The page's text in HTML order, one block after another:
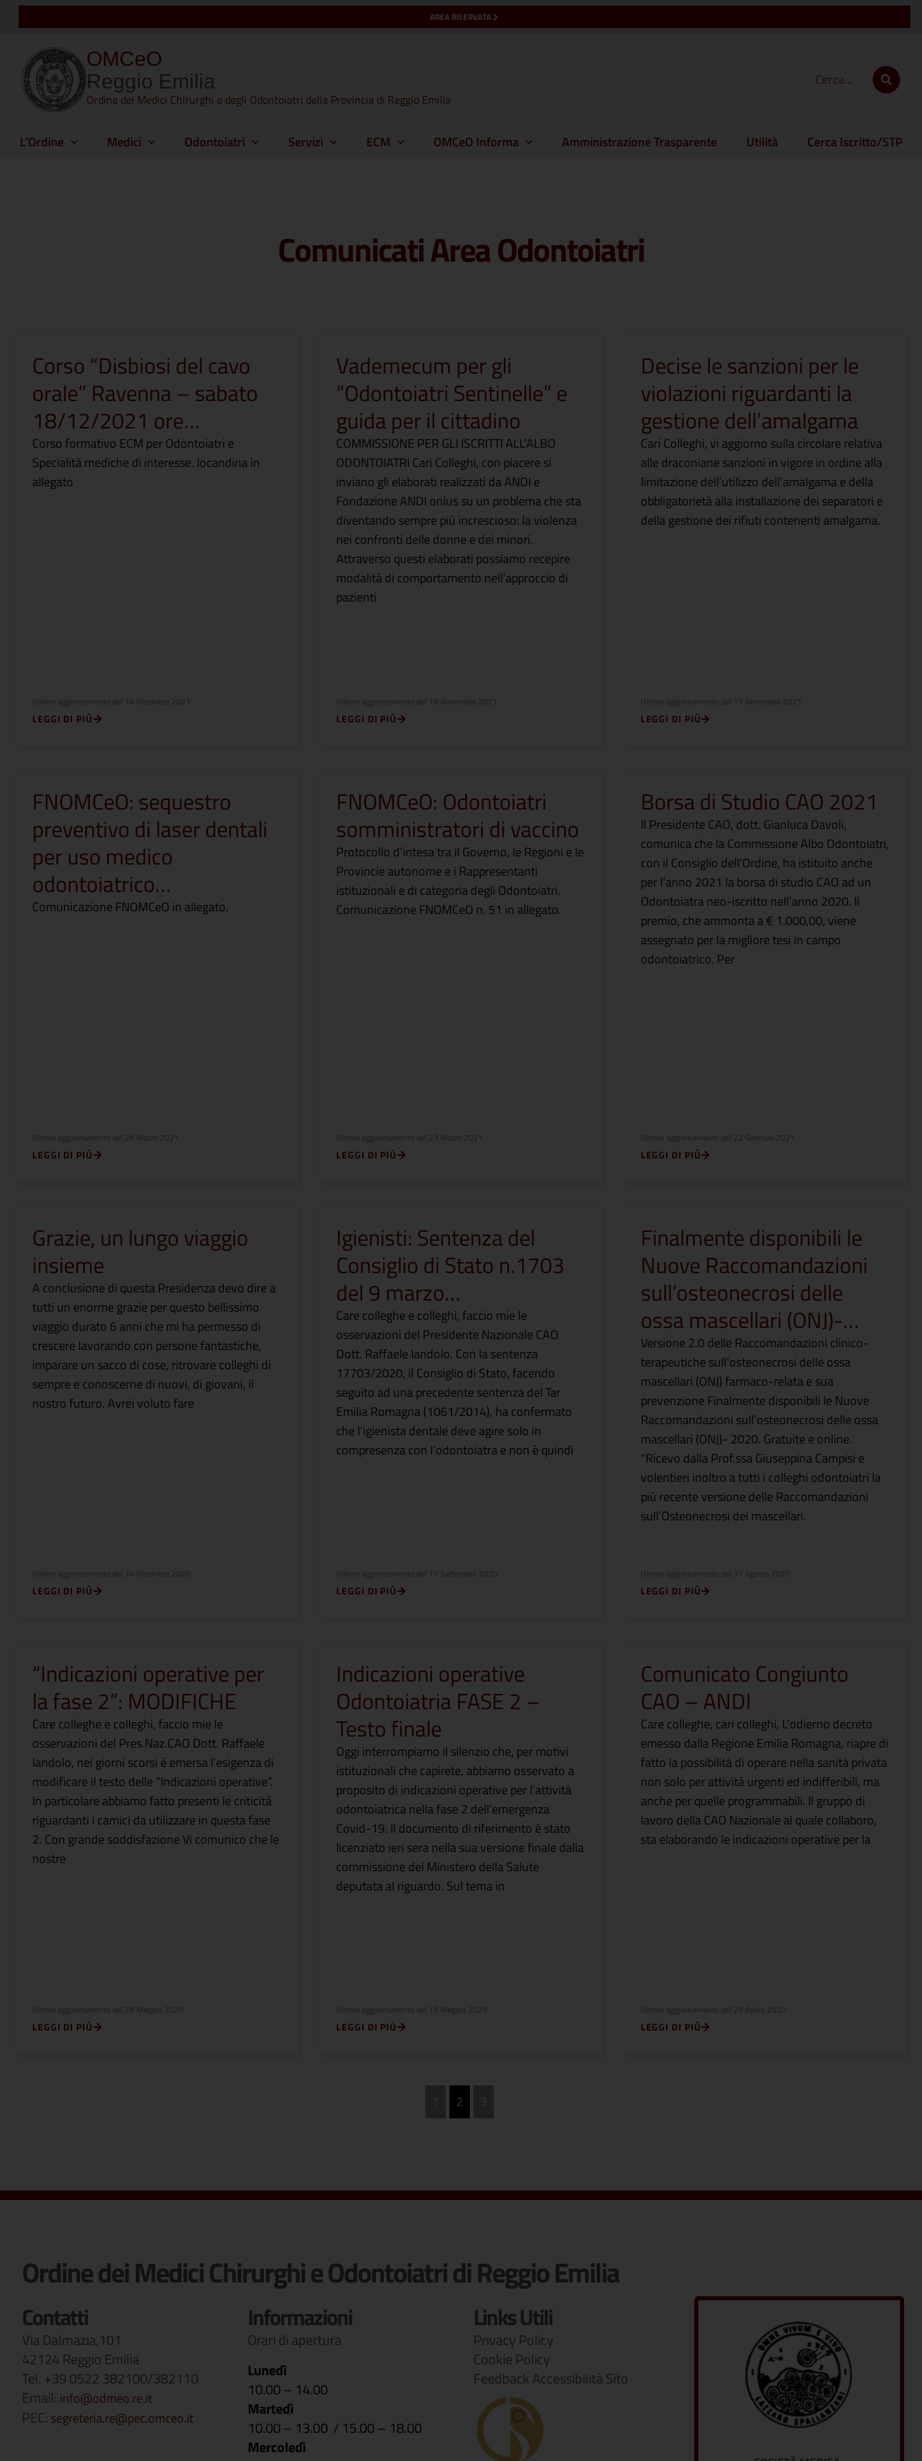
AREA RISERVATA
OMCeO
Reggio Emilia
Ordine dei Medici Chirurghi e degli Odontoiatri della Provincia di Reggio Emilia
L’Ordine Medici Odontoiatri Servizi ECM OMCeO Informa Amministrazione Trasparente Utilità Cerca Iscritto/STP
Comunicati Area Odontoiatri
Corso “Disbiosi del cavo
orale” Ravenna – sabato
18/12/2021 ore…
Corso formativo ECM per Odontoiatri e
Specialità mediche di interesse. locandina in
allegato
LEGGI DI PIÙ
Vademecum per gli
“Odontoiatri Sentinelle” e
guida per il cittadino
COMMISSIONE PER GLI ISCRITTI ALL’ALBO
ODONTOIATRI Cari Colleghi, con piacere si
inviano gli elaborati realizzati da ANDI e
Fondazione ANDI onlus su un problema che sta
diventando sempre più increscioso: la violenza
nei confronti delle donne e dei minori.
Attraverso questi elaborati possiamo recepire
modalità di comportamento nell’approccio di
pazienti
LEGGI DI PIÙ
Decise le sanzioni per le
violazioni riguardanti la
gestione dell’amalgama
Cari Colleghi, vi aggiorno sulla circolare relativa
alle draconiane sanzioni in vigore in ordine alla
limitazione dell’utilizzo dell’amalgama e della
obbligatorietà alla installazione dei separatori e
della gestione dei rifiuti contenenti amalgama.
LEGGI DI PIÙ
FNOMCeO: sequestro
preventivo di laser dentali
per uso medico
odontoiatrico…
Comunicazione FNOMCeO in allegato.
LEGGI DI PIÙ
FNOMCeO: Odontoiatri
somministratori di vaccino
Protocollo d’intesa tra il Governo, le Regioni e le
Provincie autonome e i Rappresentanti
istituzionali e di categoria degli Odontoiatri.
Comunicazione FNOMCeO n. 51 in allegato.
LEGGI DI PIÙ
Borsa di Studio CAO 2021
Il Presidente CAO, dott. Gianluca Davoli,
comunica che la Commissione Albo Odontoiatri,
con il Consiglio dell’Ordine, ha istituito anche
per l’anno 2021 la borsa di studio CAO ad un
Odontoiatra neo-iscritto nell’anno 2020. Il
premio, che ammonta a € 1.000,00, viene
assegnato per la migliore tesi in campo
odontoiatrico. Per
LEGGI DI PIÙ
Grazie, un lungo viaggio
insieme
A conclusione di questa Presidenza devo dire a
tutti un enorme grazie per questo bellissimo
viaggio durato 6 anni che mi ha permesso di
crescere lavorando con persone fantastiche,
imparare un sacco di cose, ritrovare colleghi di
sempre e conoscerne di nuovi, di giovani, il
nostro futuro. Avrei voluto fare
LEGGI DI PIÙ
Igienisti: Sentenza del
Consiglio di Stato n.1703
del 9 marzo…
Care colleghe e colleghi, faccio mie le
osservazioni del Presidente Nazionale CAO
Dott. Raffaele Iandolo. Con la sentenza
17703/2020, il Consiglio di Stato, facendo
seguito ad una precedente sentenza del Tar
Emilia Romagna (1061/2014), ha confermato
che l’igienista dentale deve agire solo in
compresenza con l’odontoiatra e non è quindi
LEGGI DI PIÙ
Finalmente disponibili le
Nuove Raccomandazioni
sull’osteonecrosi delle
ossa mascellari (ONJ)-…
Versione 2.0 delle Raccomandazioni clinico-
terapeutiche sull’osteonecrosi delle ossa
mascellari (ONJ) farmaco-relata e sua
prevenzione Finalmente disponibili le Nuove
Raccomandazioni sull’osteonecrosi delle ossa
mascellari (ONJ)- 2020. Gratuite e online.
“Ricevo dalla Prof.ssa Giuseppina Campisi e
volentieri inoltro a tutti i colleghi odontoiatri la
più recente versione delle Raccomandazioni
sull’Osteonecrosi dei mascellari.
LEGGI DI PIÙ
“Indicazioni operative per
la fase 2”: MODIFICHE
Care colleghe e colleghi, faccio mie le
osservazioni del Pres.Naz.CAO Dott. Raffaele
Iandolo, nei giorni scorsi è emersa l’esigenza di
modificare il testo delle “Indicazioni operative”.
In particolare abbiamo fatto presenti le criticità
riguardanti i camici da utilizzare in questa fase
2. Con grande soddisfazione Vi comunico che le
nostre
LEGGI DI PIÙ
Indicazioni operative
Odontoiatria FASE 2 –
Testo finale
Oggi interrompiamo il silenzio che, per motivi
istituzionali che capirete, abbiamo osservato a
proposito di indicazioni operative per l’attività
odontoiatrica nella fase 2 dell’emergenza
Covid-19. Il documento di riferimento è stato
licenziato ieri sera nella sua versione finale dalla
commissione del Ministero della Salute
deputata al riguardo. Sul tema in
LEGGI DI PIÙ
Comunicato Congiunto
CAO – ANDI
Care colleghe, cari colleghi, L’odierno decreto
emesso dalla Regione Emilia Romagna, riapre di
fatto la possibilità di operare nella sanità privata
non solo per attività urgenti ed indifferibili, ma
anche per quelle programmabili. Il gruppo di
lavoro della CAO Nazionale al quale collaboro,
sta elaborando le indicazioni operative per la
LEGGI DI PIÙ
2
Ordine dei Medici Chirurghi e Odontoiatri di Reggio Emilia
Contatti
Via Dalmazia,101
42124 Reggio Emilia
Tel. +39 0522 382100/382110
Email: info@odmeo.re.it
PEC: segreteria.re@pec.omceo.it
Informazioni
Orari di apertura
Lunedì
10.00 – 14.00
Martedì
10.00 – 13.00 / 15.00 – 18.00
Mercoledì
Links Utili
Privacy Policy
Cookie Policy
Feedback Accessibilità Sito